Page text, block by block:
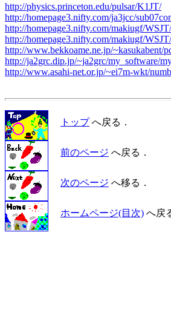
http://physics.princeton.edu/pulsar/K1JT/
http://homepage3.nifty.com/ja3jcc/
http://homepage3.nifty.com/makiugf/
http://homepage3.nifty.com/makiugf/
http://www.bekkoame.ne.jp/~kasukabent/
http://ja2grc.dip.jp/~ja2grc/my_software/
http://www.asahi-net.or.jp/~ei7m-wkt/
トップへ戻る．
前のページ へ戻る．
次のページ へ移る．
ホームページ(目次) へ戻